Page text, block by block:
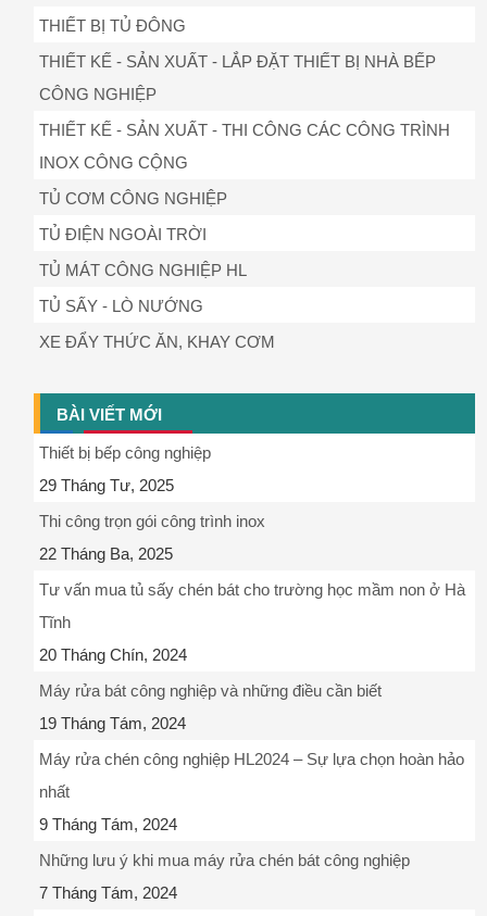
THIẾT BỊ TỦ ĐÔNG
THIẾT KẾ - SẢN XUẤT - LẮP ĐẶT THIẾT BỊ NHÀ BẾP
CÔNG NGHIỆP
THIẾT KẾ - SẢN XUẤT - THI CÔNG CÁC CÔNG TRÌNH
INOX CÔNG CỘNG
TỦ CƠM CÔNG NGHIỆP
TỦ ĐIỆN NGOÀI TRỜI
TỦ MÁT CÔNG NGHIỆP HL
TỦ SẤY - LÒ NƯỚNG
XE ĐẨY THỨC ĂN, KHAY CƠM
BÀI VIẾT MỚI
Thiết bị bếp công nghiệp
29 Tháng Tư, 2025
Thi công trọn gói công trình inox
22 Tháng Ba, 2025
Tư vấn mua tủ sấy chén bát cho trường học mầm non ở Hà
Tĩnh
20 Tháng Chín, 2024
Máy rửa bát công nghiệp và những điều cần biết
19 Tháng Tám, 2024
Máy rửa chén công nghiệp HL2024 – Sự lựa chọn hoàn hảo
nhất
9 Tháng Tám, 2024
Những lưu ý khi mua máy rửa chén bát công nghiệp
7 Tháng Tám, 2024